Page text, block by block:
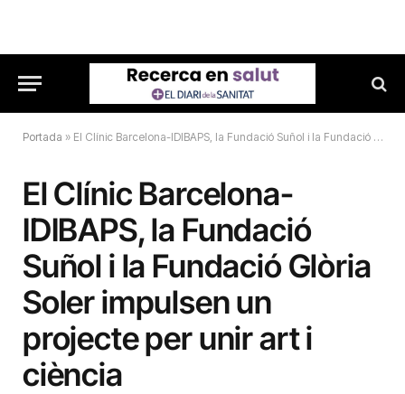
Portada » El Clínic Barcelona-IDIBAPS, la Fundació Suñol i la Fundació Glòria Soler impulsen un projecte per unir art i ciència
El Clínic Barcelona-
IDIBAPS, la Fundació
Suñol i la Fundació Glòria
Soler impulsen un
projecte per unir art i
ciència